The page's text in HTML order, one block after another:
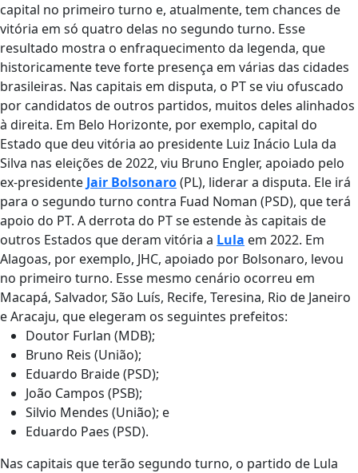
capital no primeiro turno e, atualmente, tem chances de
vitória em só quatro delas no segundo turno. Esse
resultado mostra o enfraquecimento da legenda, que
historicamente teve forte presença em várias das cidades
brasileiras. Nas capitais em disputa, o PT se viu ofuscado
por candidatos de outros partidos, muitos deles alinhados
à direita. Em Belo Horizonte, por exemplo, capital do
Estado que deu vitória ao presidente Luiz Inácio Lula da
Silva nas eleições de 2022, viu Bruno Engler, apoiado pelo
ex-presidente Jair Bolsonaro(PL), liderar a disputa. Ele irá
para o segundo turno contra Fuad Noman (PSD), que terá
apoio do PT. A derrota do PT se estende às capitais de
outros Estados que deram vitória a Lula em 2022. Em
Alagoas, por exemplo, JHC, apoiado por Bolsonaro, levou
no primeiro turno. Esse mesmo cenário ocorreu em
Macapá, Salvador, São Luís, Recife, Teresina, Rio de Janeiro
e Aracaju, que elegeram os seguintes prefeitos:
Doutor Furlan (MDB);
Bruno Reis (União);
Eduardo Braide (PSD);
João Campos (PSB);
Silvio Mendes (União); e
Eduardo Paes (PSD).
Nas capitais que terão segundo turno, o partido de Lula